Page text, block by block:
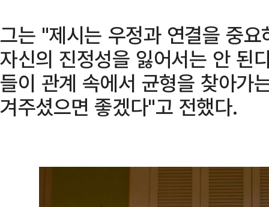
그는 "제시는 우정과 연결을 중
자신의 진정성을 잃어서는 안 된
들이 관계 속에서 균형을 찾아가
겨주셨으면 좋겠다"고 전했다.